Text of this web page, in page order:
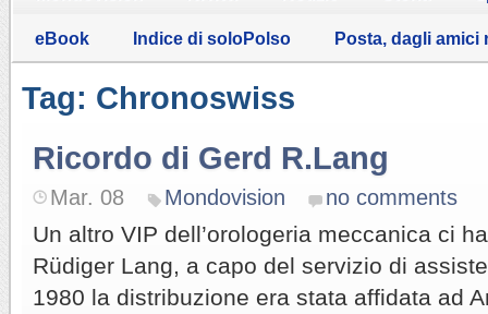
eBook Indice di soloPolso Posta, dagli amici
Tag: Chronoswiss
Ricordo di Gerd R.Lang
Mar. 08 Mondovision no comments
Un altro VIP dell’orologeria meccanica ci
Rüdiger Lang, a capo del servizio di
1980 la distribuzione era stata affidata ad